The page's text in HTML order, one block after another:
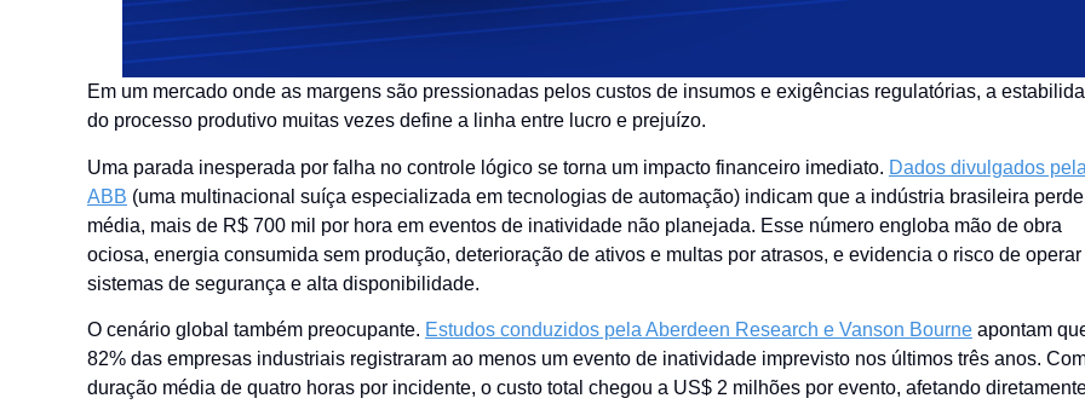
English
Em um mercado onde as margens são pressionadas pelos custos de insumos e exigências regulatórias, a
do processo produtivo muitas vezes define a linha entre lucro e prejuízo.
Uma parada inesperada por falha no controle lógico se torna um impacto financeiro imediato. Dados divulgados pela
ABB (uma multinacional suíça especializada em tecnologias de automação) indicam que a indústria brasileira
média, mais de R$ 700 mil por hora em eventos de inatividade não planejada. Esse número engloba mão de obra
ociosa, energia consumida sem produção, deterioração de ativos e multas por atrasos, e evidencia o risco de operar
sistemas de segurança e alta disponibilidade.
O cenário global também preocupante. Estudos conduzidos pela Aberdeen Research e Vanson Bourne apontam
82% das empresas industriais registraram ao menos um evento de inatividade imprevisto nos últimos três anos.
duração média de quatro horas por incidente, o custo total chegou a US$ 2 milhões por evento, afetando